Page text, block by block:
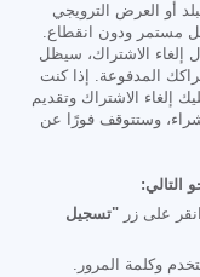
أو العرض الترويجي
مستمر ودون انقطاع.
إلغاء الاشتراك، سيظل
المدفوعة. إذا كنت
إلغاء الاشتراك وتقديم
عملية شراء، وستتوقف فورًا عن
التالي:
على زر "تسجيل
وكلمة المرور.